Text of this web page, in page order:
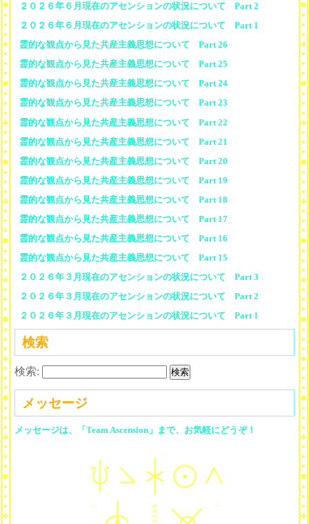
２０２６年６月現在のアセンションの状況について Part 2
２０２６年６月現在のアセンションの状況について Part 1
霊的な観点から見た共産主義思想について Part 26
霊的な観点から見た共産主義思想について Part 25
霊的な観点から見た共産主義思想について Part 24
霊的な観点から見た共産主義思想について Part 23
霊的な観点から見た共産主義思想について Part 22
霊的な観点から見た共産主義思想について Part 21
霊的な観点から見た共産主義思想について Part 20
霊的な観点から見た共産主義思想について Part 19
霊的な観点から見た共産主義思想について Part 18
霊的な観点から見た共産主義思想について Part 17
霊的な観点から見た共産主義思想について Part 16
霊的な観点から見た共産主義思想について Part 15
２０２６年３月現在のアセンションの状況について Part 3
２０２６年３月現在のアセンションの状況について Part 2
２０２６年３月現在のアセンションの状況について Part 1
検索
検索:
メッセージ
メッセージは、「Team Ascension」まで、お気軽にどうぞ！